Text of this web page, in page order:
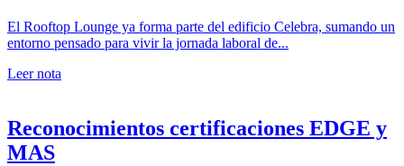
El Rooftop Lounge ya forma parte del edificio Celebra, sumando un
entorno pensado para vivir la jornada laboral de...
Leer nota
Reconocimientos certificaciones EDGE y
MAS